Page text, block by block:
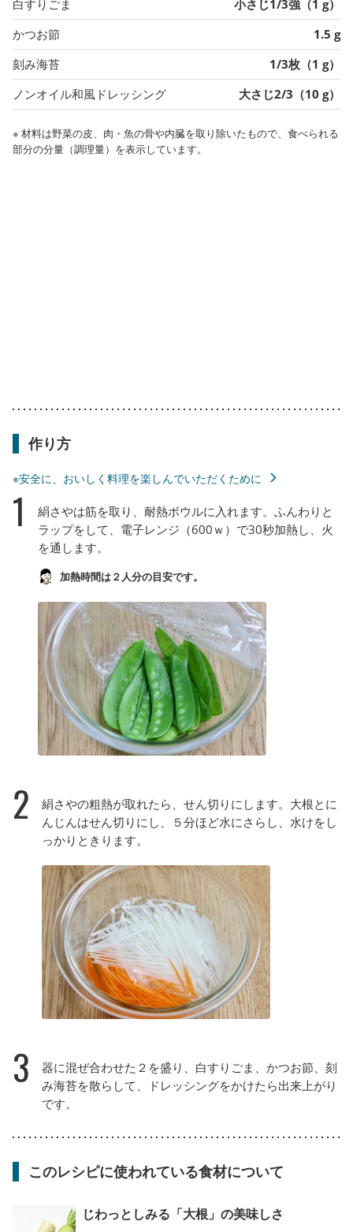
白すりごま
小さじ1/3強（1 g）
かつお節
1.5 g
刻み海苔
1/3枚（1 g）
ノンオイル和風ドレッシング
大さじ2/3（10 g）
※ 材料は野菜の皮、肉・魚の骨や内臓を取り除いたもので、食べられる
部分の分量（調理量）を表示しています。
作り方
※安全に、おいしく料理を楽しんでいただくために
1
絹さやは筋を取り、耐熱ボウルに入れます。ふんわりと
ラップをして、電子レンジ（600ｗ）で30秒加熱し、火
を通します。
加熱時間は２人分の目安です。
2
絹さやの粗熱が取れたら、せん切りにします。大根とに
んじんはせん切りにし、５分ほど水にさらし、水けをし
っかりときります。
3
器に混ぜ合わせた２を盛り、白すりごま、かつお節、刻
み海苔を散らして、ドレッシングをかけたら出来上がり
です。
このレシピに使われている食材について
じわっとしみる「大根」の美味しさ